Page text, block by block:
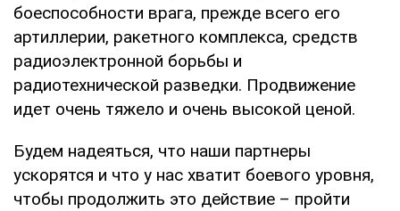
боеспособности врага, прежде всего его
артиллерии, ракетного комплекса, средств
радиоэлектронной борьбы и
радиотехнической разведки. Продвижение
идет очень тяжело и очень высокой ценой.
Будем надеяться, что наши партнеры
ускорятся и что у нас хватит боевого уровня,
чтобы продолжить это действие – пройти